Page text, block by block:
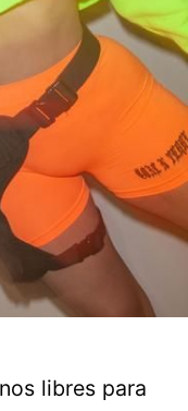
libres para